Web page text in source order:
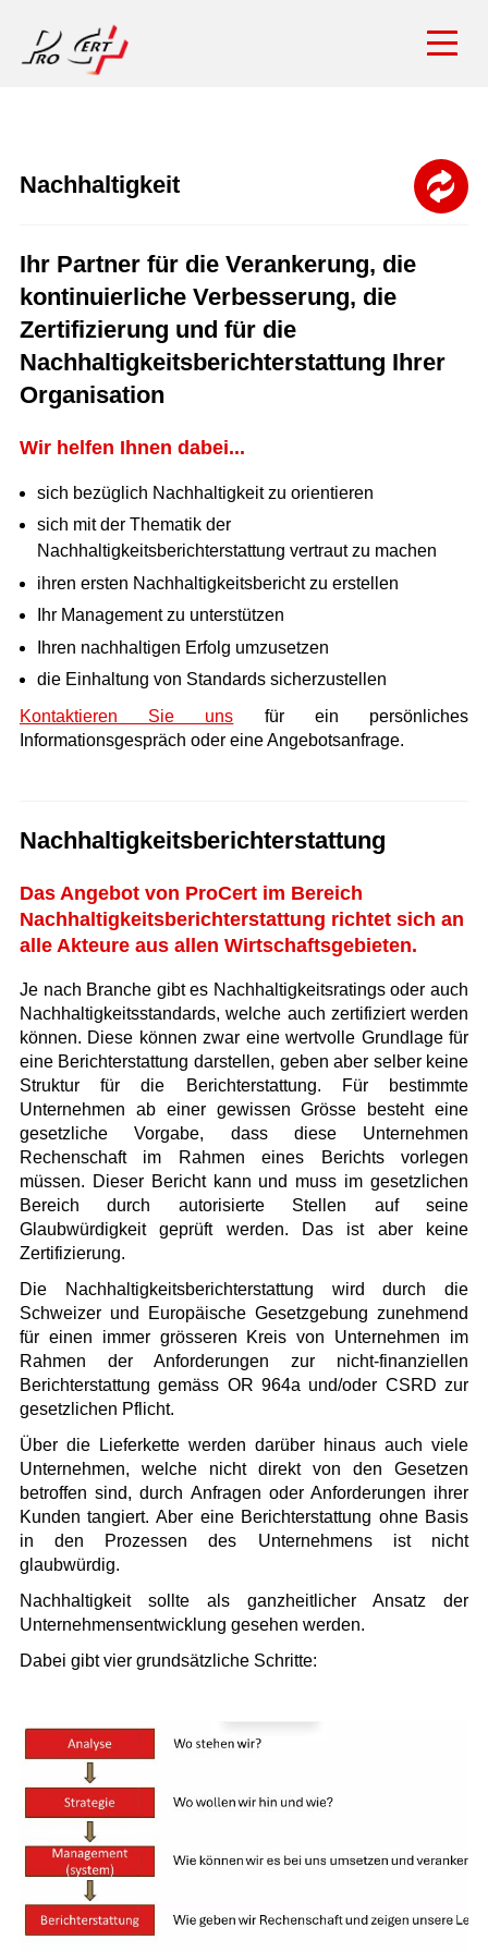
Nachhaltigkeit
Ihr Partner für die Verankerung, die
kontinuierliche Verbesserung, die
Zertifizierung und für die
Nachhaltigkeitsberichterstattung Ihrer
Organisation
Wir helfen Ihnen dabei...
sich bezüglich Nachhaltigkeit zu orientieren
sich mit der Thematik der
Nachhaltigkeitsberichterstattung vertraut zu machen
ihren ersten Nachhaltigkeitsbericht zu erstellen
Ihr Management zu unterstützen
Ihren nachhaltigen Erfolg umzusetzen
die Einhaltung von Standards sicherzustellen
Kontaktieren Sie uns für ein persönliches
Informationsgespräch oder eine Angebotsanfrage.
Nachhaltigkeitsberichterstattung
Das Angebot von ProCert im Bereich
Nachhaltigkeitsberichterstattung richtet sich an
alle Akteure aus allen Wirtschaftsgebieten.
Je nach Branche gibt es Nachhaltigkeitsratings oder auch
Nachhaltigkeitsstandards, welche auch zertifiziert werden
können. Diese können zwar eine wertvolle Grundlage für
eine Berichterstattung darstellen, geben aber selber keine
Struktur für die Berichterstattung. Für bestimmte
Unternehmen ab einer gewissen Grösse besteht eine
gesetzliche Vorgabe, dass diese Unternehmen
Rechenschaft im Rahmen eines Berichts vorlegen
müssen. Dieser Bericht kann und muss im gesetzlichen
Bereich durch autorisierte Stellen auf seine
Glaubwürdigkeit geprüft werden. Das ist aber keine
Zertifizierung.
Die Nachhaltigkeitsberichterstattung wird durch die
Schweizer und Europäische Gesetzgebung zunehmend
für einen immer grösseren Kreis von Unternehmen im
Rahmen der Anforderungen zur nicht-finanziellen
Berichterstattung gemäss OR 964a und/oder CSRD zur
gesetzlichen Pflicht.
Über die Lieferkette werden darüber hinaus auch viele
Unternehmen, welche nicht direkt von den Gesetzen
betroffen sind, durch Anfragen oder Anforderungen ihrer
Kunden tangiert. Aber eine Berichterstattung ohne Basis
in den Prozessen des Unternehmens ist nicht
glaubwürdig.
Nachhaltigkeit sollte als ganzheitlicher Ansatz der
Unternehmensentwicklung gesehen werden.
Dabei gibt vier grundsätzliche Schritte: